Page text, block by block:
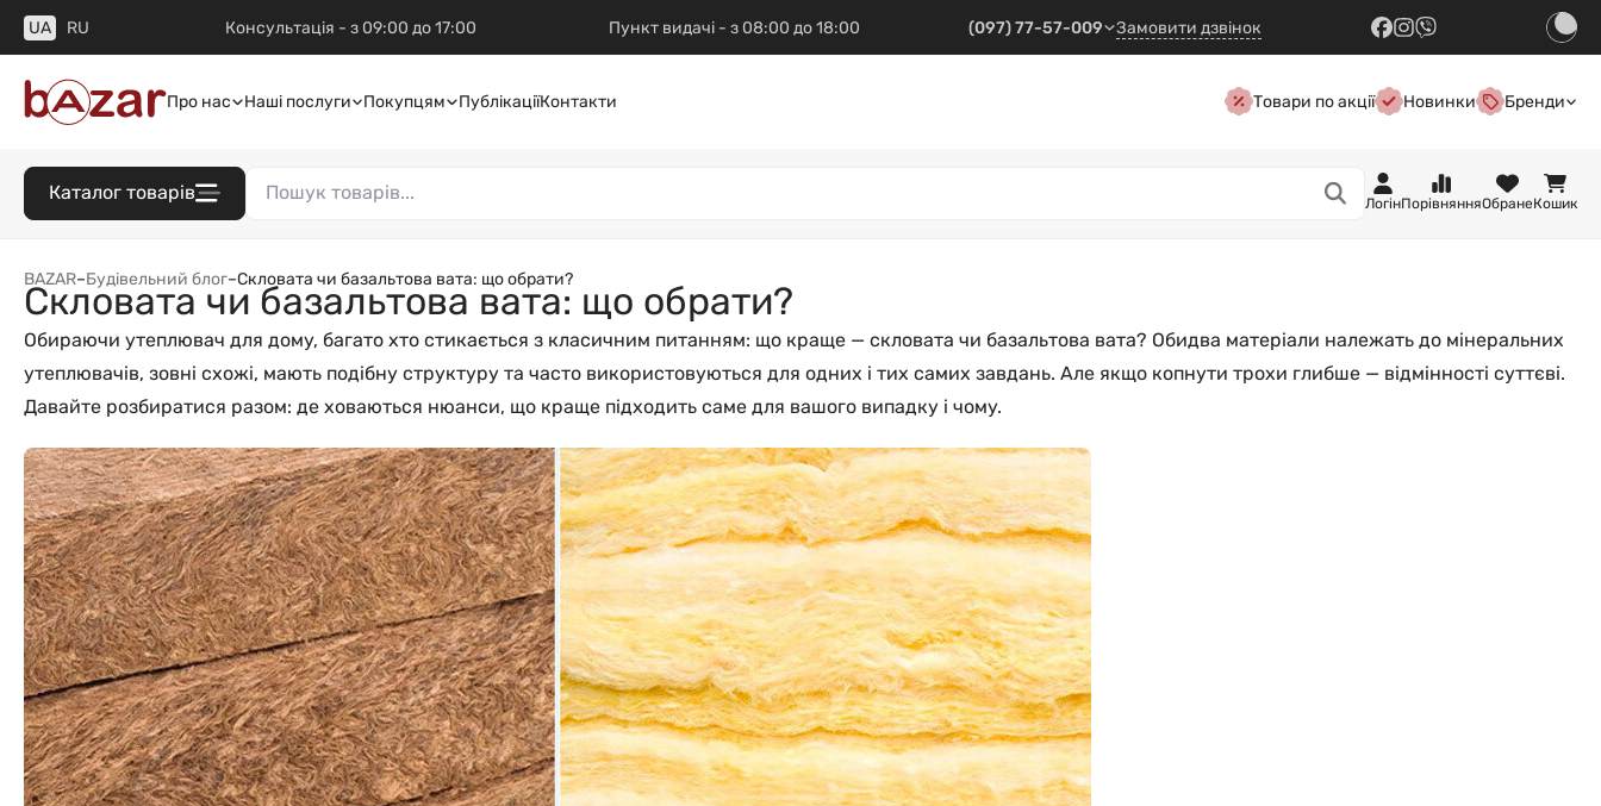
UA RU Консультація - з 09:00 до 17:00 Пункт видачі - з 08:00 до 18:00 (097) 77-57-009 Замовити дзвінок
Про нас Наші послуги Покупцям ПублікаціїКонтакти Товари по акції Новинки Бренди
Каталог товарів
ЛогінПорівнянняОбранеКошик
BAZAR–Будівельний блог–Скловата чи базальтова вата: що обрати?
Скловата чи базальтова вата: що обрати?
Обираючи утеплювач для дому, багато хто стикається з класичним питанням: що краще — скловата чи базальтова вата? Обидва матеріали належать до мінеральних
утеплювачів, зовні схожі, мають подібну структуру та часто використовуються для одних і тих самих завдань. Але якщо копнути трохи глибше — відмінності суттєві.
Давайте розбиратися разом: де ховаються нюанси, що краще підходить саме для вашого випадку і чому.